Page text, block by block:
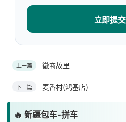
立即提交
上一篇 徽商故里
下一篇 麦香村(鸿基店)
🔥 新疆包车-拼车